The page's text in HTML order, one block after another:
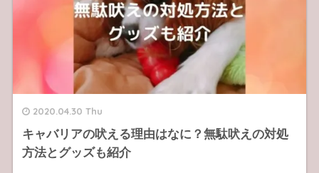
2020.04.30 Thu
キャバリアの吠える理由はなに？無駄吠えの対処
方法とグッズも紹介